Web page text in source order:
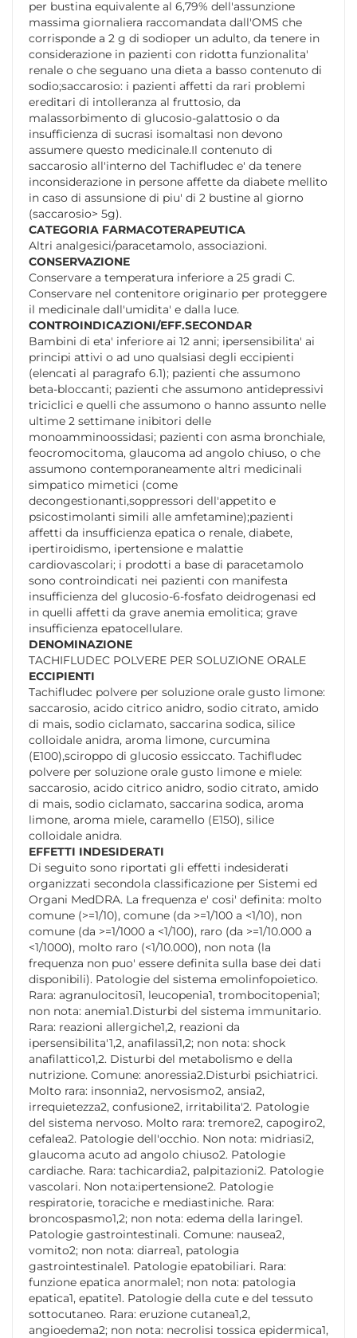
per bustina equivalente al 6,79% dell'assunzione
massima giornaliera raccomandata dall'OMS che
corrisponde a 2 g di sodioper un adulto, da tenere in
considerazione in pazienti con ridotta funzionalita'
renale o che seguano una dieta a basso contenuto di
sodio;saccarosio: i pazienti affetti da rari problemi
ereditari di intolleranza al fruttosio, da
malassorbimento di glucosio-galattosio o da
insufficienza di sucrasi isomaltasi non devono
assumere questo medicinale.Il contenuto di
saccarosio all'interno del Tachifludec e' da tenere
inconsiderazione in persone affette da diabete mellito
in caso di assunsione di piu' di 2 bustine al giorno
(saccarosio> 5g).
CATEGORIA FARMACOTERAPEUTICA
Altri analgesici/paracetamolo, associazioni.
CONSERVAZIONE
Conservare a temperatura inferiore a 25 gradi C.
Conservare nel contenitore originario per proteggere
il medicinale dall'umidita' e dalla luce.
CONTROINDICAZIONI/EFF.SECONDAR
Bambini di eta' inferiore ai 12 anni; ipersensibilita' ai
principi attivi o ad uno qualsiasi degli eccipienti
(elencati al paragrafo 6.1); pazienti che assumono
beta-bloccanti; pazienti che assumono antidepressivi
triciclici e quelli che assumono o hanno assunto nelle
ultime 2 settimane inibitori delle
monoamminoossidasi; pazienti con asma bronchiale,
feocromocitoma, glaucoma ad angolo chiuso, o che
assumono contemporaneamente altri medicinali
simpatico mimetici (come
decongestionanti,soppressori dell'appetito e
psicostimolanti simili alle amfetamine);pazienti
affetti da insufficienza epatica o renale, diabete,
ipertiroidismo, ipertensione e malattie
cardiovascolari; i prodotti a base di paracetamolo
sono controindicati nei pazienti con manifesta
insufficienza del glucosio-6-fosfato deidrogenasi ed
in quelli affetti da grave anemia emolitica; grave
insufficienza epatocellulare.
DENOMINAZIONE
TACHIFLUDEC POLVERE PER SOLUZIONE ORALE
ECCIPIENTI
Tachifludec polvere per soluzione orale gusto limone:
saccarosio, acido citrico anidro, sodio citrato, amido
di mais, sodio ciclamato, saccarina sodica, silice
colloidale anidra, aroma limone, curcumina
(E100),sciroppo di glucosio essiccato. Tachifludec
polvere per soluzione orale gusto limone e miele:
saccarosio, acido citrico anidro, sodio citrato, amido
di mais, sodio ciclamato, saccarina sodica, aroma
limone, aroma miele, caramello (E150), silice
colloidale anidra.
EFFETTI INDESIDERATI
Di seguito sono riportati gli effetti indesiderati
organizzati secondola classificazione per Sistemi ed
Organi MedDRA. La frequenza e' cosi' definita: molto
comune (>=1/10), comune (da >=1/100 a <1/10), non
comune (da >=1/1000 a <1/100), raro (da >=1/10.000 a
<1/1000), molto raro (<1/10.000), non nota (la
frequenza non puo' essere definita sulla base dei dati
disponibili). Patologie del sistema emolinfopoietico.
Rara: agranulocitosi1, leucopenia1, trombocitopenia1;
non nota: anemia1.Disturbi del sistema immunitario.
Rara: reazioni allergiche1,2, reazioni da
ipersensibilita'1,2, anafilassi1,2; non nota: shock
anafilattico1,2. Disturbi del metabolismo e della
nutrizione. Comune: anoressia2.Disturbi psichiatrici.
Molto rara: insonnia2, nervosismo2, ansia2,
irrequietezza2, confusione2, irritabilita'2. Patologie
del sistema nervoso. Molto rara: tremore2, capogiro2,
cefalea2. Patologie dell'occhio. Non nota: midriasi2,
glaucoma acuto ad angolo chiuso2. Patologie
cardiache. Rara: tachicardia2, palpitazioni2. Patologie
vascolari. Non nota:ipertensione2. Patologie
respiratorie, toraciche e mediastiniche. Rara:
broncospasmo1,2; non nota: edema della laringe1.
Patologie gastrointestinali. Comune: nausea2,
vomito2; non nota: diarrea1, patologia
gastrointestinale1. Patologie epatobiliari. Rara:
funzione epatica anormale1; non nota: patologia
epatica1, epatite1. Patologie della cute e del tessuto
sottocutaneo. Rara: eruzione cutanea1,2,
angioedema2; non nota: necrolisi tossica epidermica1,